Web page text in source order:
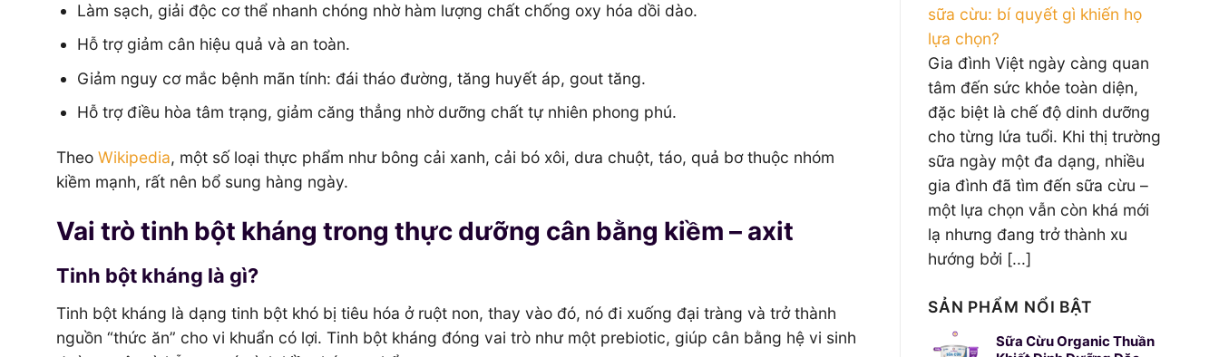
Làm sạch, giải độc cơ thể nhanh chóng nhờ hàm lượng chất chống oxy hóa dồi dào.
Hỗ trợ giảm cân hiệu quả và an toàn.
Giảm nguy cơ mắc bệnh mãn tính: đái tháo đường, tăng huyết áp, gout tăng.
Hỗ trợ điều hòa tâm trạng, giảm căng thẳng nhờ dưỡng chất tự nhiên phong phú.
Theo Wikipedia, một số loại thực phẩm như bông cải xanh, cải bó xôi, dưa chuột, táo, quả bơ thuộc nhóm
kiềm mạnh, rất nên bổ sung hàng ngày.
Vai trò tinh bột kháng trong thực dưỡng cân bằng kiềm – axit
Tinh bột kháng là gì?
Tinh bột kháng là dạng tinh bột khó bị tiêu hóa ở ruột non, thay vào đó, nó đi xuống đại tràng và trở thành
nguồn “thức ăn” cho vi khuẩn có lợi. Tinh bột kháng đóng vai trò như một prebiotic, giúp cân bằng hệ vi sinh
sữa cừu: bí quyết gì khiến họ
lựa chọn?
Gia đình Việt ngày càng quan
tâm đến sức khỏe toàn diện,
đặc biệt là chế độ dinh dưỡng
cho từng lứa tuổi. Khi thị trường
sữa ngày một đa dạng, nhiều
gia đình đã tìm đến sữa cừu –
một lựa chọn vẫn còn khá mới
lạ nhưng đang trở thành xu
hướng bởi [...]
SẢN PHẨM NỔI BẬT
Sữa Cừu Organic Thuần